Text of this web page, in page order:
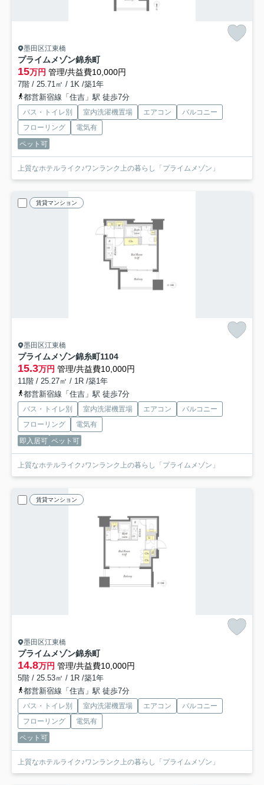
墨田区江東橋
プライムメゾン錦糸町
15万円 管理/共益費10,000円
7階 / 25.71㎡ / 1K /築1年
都営新宿線「住吉」駅 徒歩7分
バス・トイレ別 室内洗濯機置場 エアコン
バルコニー
フローリング
電気有
ペット可
上質なホテルライク♪ワンランク上の暮らし「プライムメゾン」
賃貸マンション
墨田区江東橋
プライムメゾン錦糸町1104
15.3万円 管理/共益費10,000円
11階 / 25.27㎡ / 1R /築1年
都営新宿線「住吉」駅 徒歩7分
バス・トイレ別 室内洗濯機置場 エアコン
バルコニー
フローリング
電気有
即入居可 ペット可
上質なホテルライク♪ワンランク上の暮らし「プライムメゾン」
賃貸マンション
墨田区江東橋
プライムメゾン錦糸町
14.8万円 管理/共益費10,000円
5階 / 25.53㎡ / 1R /築1年
都営新宿線「住吉」駅 徒歩7分
バス・トイレ別 室内洗濯機置場 エアコン
バルコニー
フローリング
電気有
ペット可
上質なホテルライク♪ワンランク上の暮らし「プライムメゾン」